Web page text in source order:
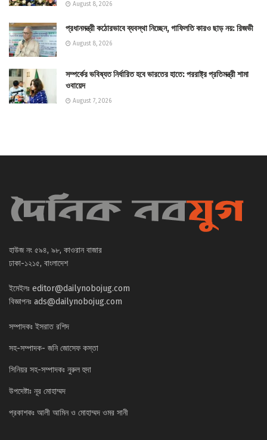
August 8, 2026
প্রধানমন্ত্রী কঠোরভাবে ব্যবস্থা নিচ্ছেন, গাফিলতি কারও ছাড় নয়: রিজভী
August 8, 2026
সম্পর্কের ভবিষ্যত নির্ধারিত হবে ভারতের হাতে: পররাষ্ট্র প্রতিমন্ত্রী শামা
ওবায়েদ
August 7, 2026
হাউজ নং ৫৯৪, ৯৮, কাওরান বাজার
ঢাকা-১২১৫, বাংলাদেশ
ইমেইলঃ editor@dailynobojug.com
বিজ্ঞাপনঃ ads@dailynobojug.com
সম্পাদকঃ ইসরাত রশিদ
সহ-সম্পাদক- জনি জোসেফ কস্তা
সিনিয়র সহ-সম্পাদকঃ নুরুল হুদা
উপদেষ্টাঃ নূর মোহাম্মদ
প্রকাশকঃ আলী আমিন ও মোহাম্মদ ওমর সানী